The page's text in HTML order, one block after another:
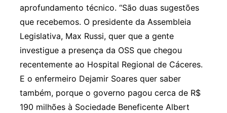
aprofundamento técnico. “São duas sugestões
que recebemos. O presidente da Assembleia
Legislativa, Max Russi, quer que a gente
investigue a presença da OSS que chegou
recentemente ao Hospital Regional de Cáceres.
E o enfermeiro Dejamir Soares quer saber
também, porque o governo pagou cerca de R$
190 milhões à Sociedade Beneficente Albert